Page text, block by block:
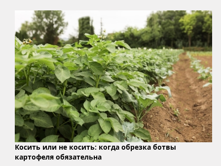
Косить или не косить: когда обрезка ботвы
картофеля обязательна